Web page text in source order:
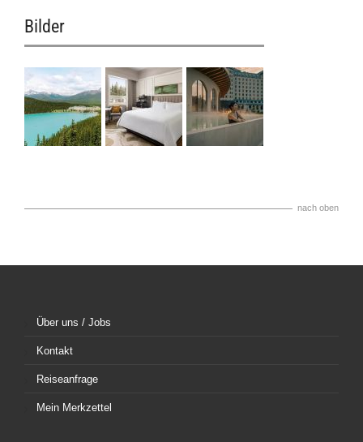
Bilder
nach oben
Über uns / Jobs
Kontakt
Reiseanfrage
Mein Merkzettel